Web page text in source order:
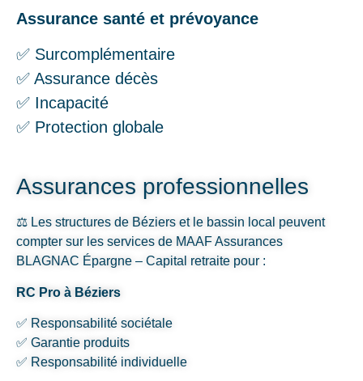
Assurance santé et prévoyance
✅ Surcomplémentaire
✅ Assurance décès
✅ Incapacité
✅ Protection globale
Assurances professionnelles
⚖️ Les structures de Béziers et le bassin local peuvent
compter sur les services de MAAF Assurances
BLAGNAC Épargne – Capital retraite pour :
RC Pro à Béziers
✅ Responsabilité sociétale
✅ Garantie produits
✅ Responsabilité individuelle